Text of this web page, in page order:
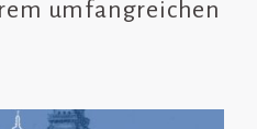
umfangreichen